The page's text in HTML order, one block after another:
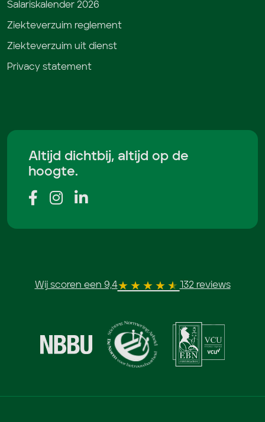
Salariskalender 2026
Ziekteverzuim reglement
Ziekteverzuim uit dienst
Privacy statement
Altijd dichtbij, altijd op de
hoogte.
Wij scoren een 9,4 132 reviews